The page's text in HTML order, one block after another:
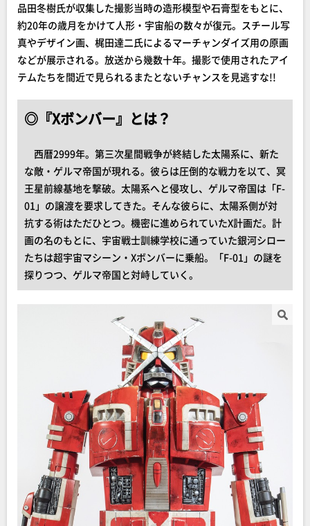
品田冬樹氏が収集した撮影当時の造形模型や石膏型をもとに、
約20年の歳月をかけて人形・宇宙船の数々が復元。スチール写
真やデザイン画、梶田達二氏によるマーチャンダイズ用の原画
などが展示される。放送から幾数十年。撮影で使用されたアイ
テムたちを間近で見られるまたとないチャンスを見逃すな!!
◎『Xボンバー』とは？
西暦2999年。第三次星間戦争が終結した太陽系に、新た
な敵・ゲルマ帝国が現れる。彼らは圧倒的な戦力を以て、冥
王星前線基地を撃破。太陽系へと侵攻し、ゲルマ帝国は「F-
01」の譲渡を要求してきた。そんな彼らに、太陽系側が対
抗する術はただひとつ。機密に進められていたX計画だ。計
画の名のもとに、宇宙戦士訓練学校に通っていた銀河シロー
たちは超宇宙マシーン・Xボンバーに乗船。「F-01」の謎を
探りつつ、ゲルマ帝国と対峙していく。